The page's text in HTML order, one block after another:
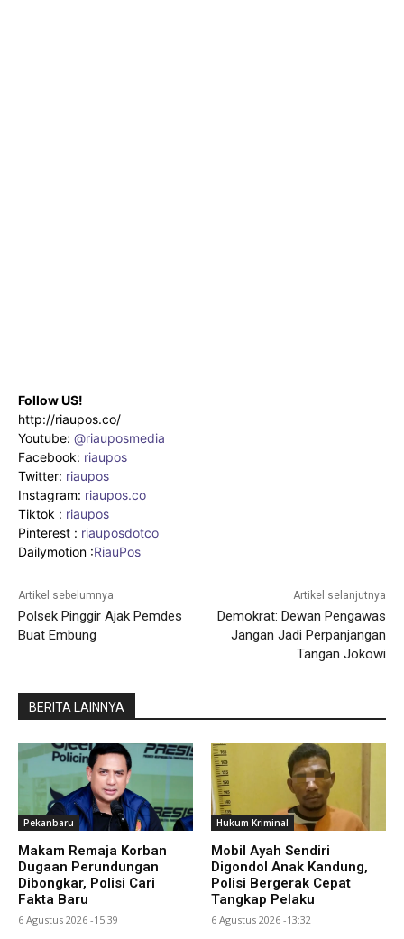
Follow US!
http://riaupos.co/
Youtube: @riauposmedia
Facebook: riaupos
Twitter: riaupos
Instagram: riaupos.co
Tiktok : riaupos
Pinterest : riauposdotco
Dailymotion :RiauPos
Artikel sebelumnya
Polsek Pinggir Ajak Pemdes
Buat Embung
Artikel selanjutnya
Demokrat: Dewan Pengawas
Jangan Jadi Perpanjangan
Tangan Jokowi
BERITA LAINNYA
Pekanbaru
Makam Remaja Korban
Dugaan Perundungan
Dibongkar, Polisi Cari
Fakta Baru
6 Agustus 2026 -15:39
Hukum Kriminal
Mobil Ayah Sendiri
Digondol Anak Kandung,
Polisi Bergerak Cepat
Tangkap Pelaku
6 Agustus 2026 -13:32